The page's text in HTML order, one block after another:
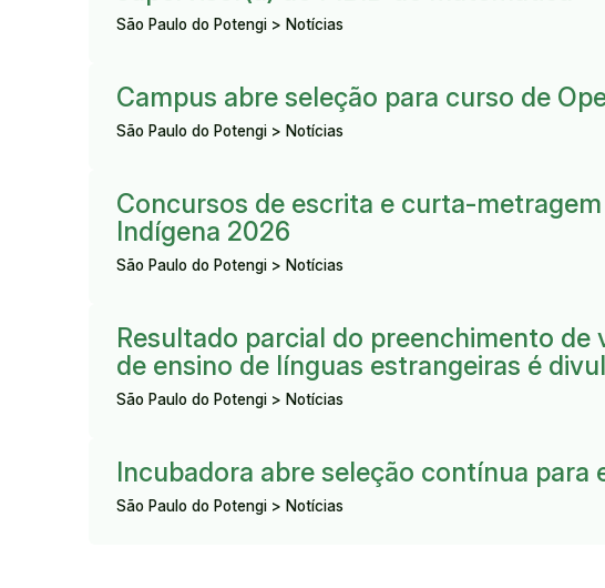
São Paulo do Potengi > Notícias
Campus abre seleção para curso de
São Paulo do Potengi > Notícias
Concursos de escrita e curta-
Indígena 2026
São Paulo do Potengi > Notícias
Resultado parcial do preenchimento de
de ensino de línguas estrangeiras é
São Paulo do Potengi > Notícias
Incubadora abre seleção contínua para
São Paulo do Potengi > Notícias